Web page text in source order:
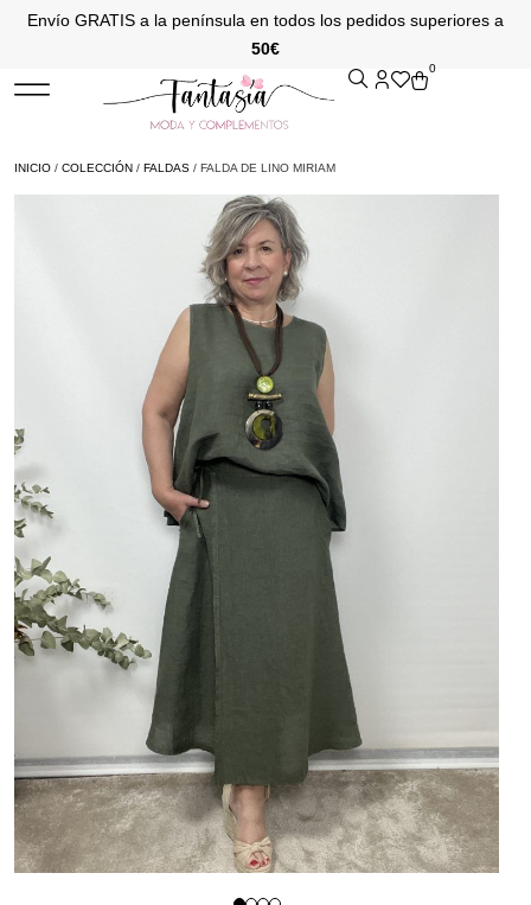
Envío GRATIS a la península en todos los pedidos superiores a
50€
0
INICIO / COLECCIÓN / FALDAS / FALDA DE LINO MIRIAM